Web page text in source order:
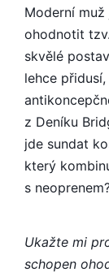
Moderní
ohodnotit
skvělé
lehce
z Deníku
jde sundat
který
s
Ukažte mi
schopen